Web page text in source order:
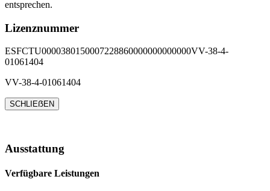
entsprechen.
Lizenznummer
ESFCTU0000380150007228860000000000000VV-38-4-
01061404
VV-38-4-01061404
SCHLIEẞEN
Ausstattung
Verfügbare Leistungen